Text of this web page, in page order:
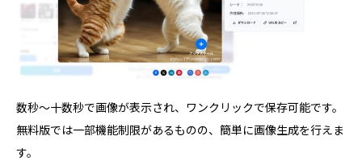
数秒〜十数秒で画像が表示され、ワンクリックで保存可能です。
無料版では一部機能制限があるものの、簡単に画像生成を行えま
す。